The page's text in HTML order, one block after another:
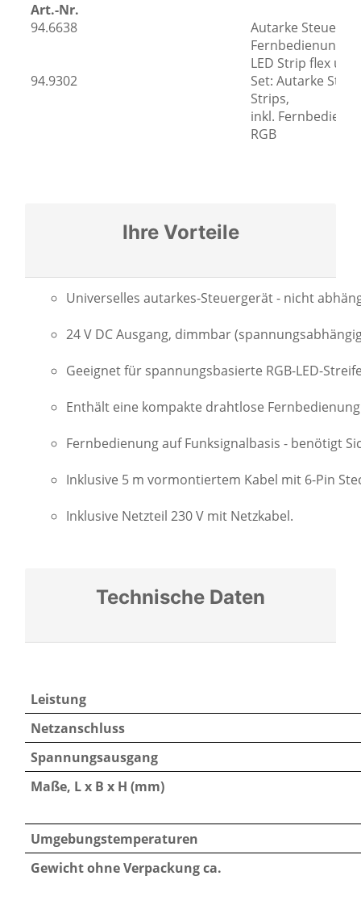
Art.-Nr.
94.6638
Autarke
Fernbedienung
LED Strip flex und
94.9302
Set: Autarke
Strips,
inkl.
RGB
Ihre Vorteile
Universelles autarkes-Steuergerät - nicht
24 V DC Ausgang, dimmbar
Geeignet für spannungsbasierte RGB-LED-
Enthält eine kompakte drahtlose
Fernbedienung auf Funksignalbasis - benötigt
Inklusive 5 m vormontiertem Kabel mit 6-Pin
Inklusive Netzteil 230 V mit Netzkabel.
Technische Daten
Leistung
Netzanschluss
Spannungsausgang
Maße, L x B x H (mm)
Umgebungstemperaturen
Gewicht ohne Verpackung ca.